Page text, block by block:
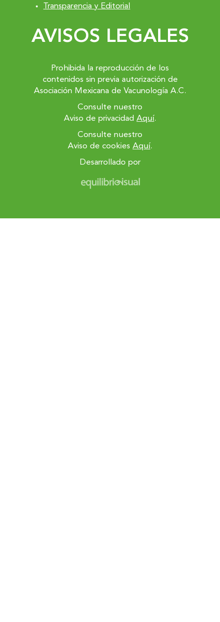
Transparencia y Editorial
AVISOS LEGALES
Prohibida la reproducción de los
contenidos sin previa autorización de
Asociación Mexicana de Vacunología A.C.
Consulte nuestro
Aviso de privacidad Aquí.
Consulte nuestro
Aviso de cookies Aquí.
Desarrollado por